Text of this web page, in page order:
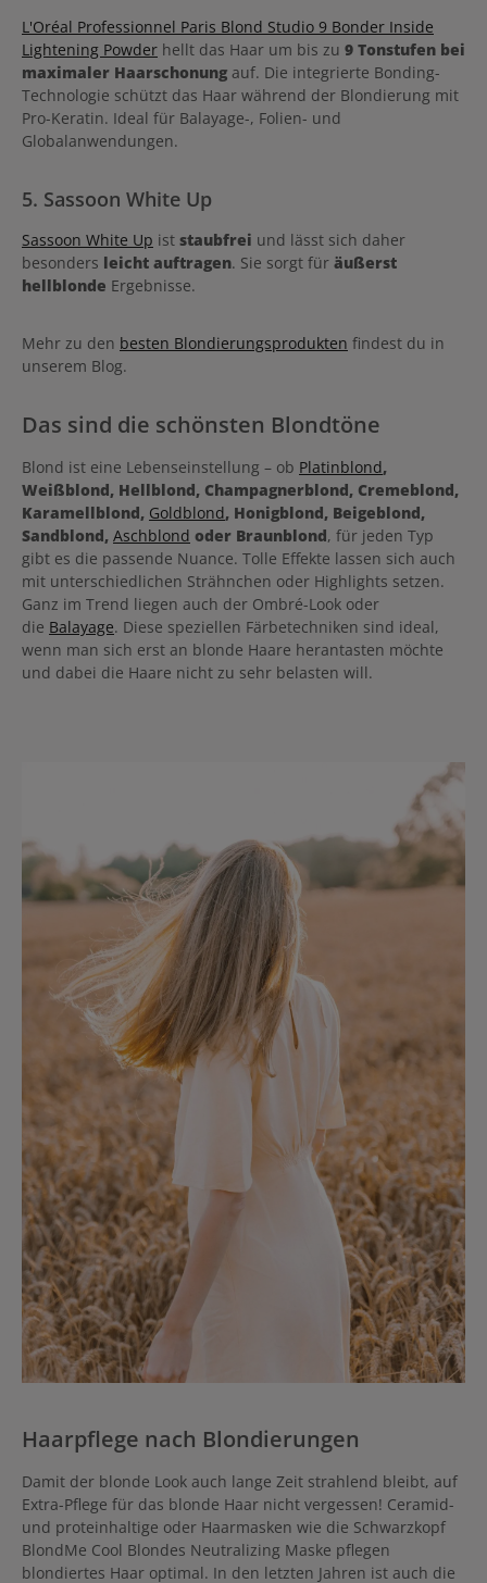
L'Oréal Professionnel Paris Blond Studio 9 Bonder Inside
Lightening Powder hellt das Haar um bis zu 9 Tonstufen bei
maximaler Haarschonung auf. Die integrierte Bonding-
Technologie schützt das Haar während der Blondierung mit
Pro-Keratin. Ideal für Balayage-, Folien- und
Globalanwendungen.
5. Sassoon White Up
Sassoon White Up ist staubfrei und lässt sich daher
besonders leicht auftragen. Sie sorgt für äußerst
hellblonde Ergebnisse.
Mehr zu den besten Blondierungsprodukten findest du in
unserem Blog.
Das sind die schönsten Blondtöne
Blond ist eine Lebenseinstellung – ob Platinblond,
Weißblond, Hellblond, Champagnerblond, Cremeblond,
Karamellblond, Goldblond, Honigblond, Beigeblond,
Sandblond, Aschblond oder Braunblond, für jeden Typ
gibt es die passende Nuance. Tolle Effekte lassen sich auch
mit unterschiedlichen Strähnchen oder Highlights setzen.
Ganz im Trend liegen auch der Ombré-Look oder
die Balayage. Diese speziellen Färbetechniken sind ideal,
wenn man sich erst an blonde Haare herantasten möchte
und dabei die Haare nicht zu sehr belasten will.
Haarpflege nach Blondierungen
Damit der blonde Look auch lange Zeit strahlend bleibt, auf
Extra-Pflege für das blonde Haar nicht vergessen! Ceramid-
und proteinhaltige oder Haarmasken wie die Schwarzkopf
BlondMe Cool Blondes Neutralizing Maske pflegen
blondiertes Haar optimal. In den letzten Jahren ist auch die